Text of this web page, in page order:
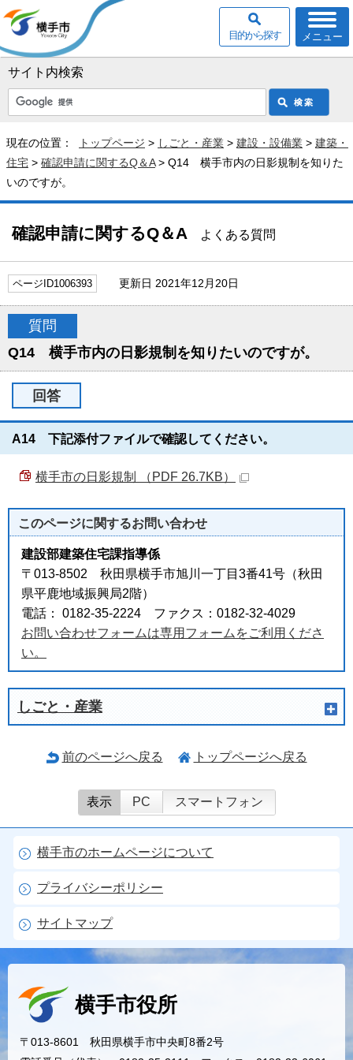
サイト内検索
メニュー
目的から探す
現在の位置： トップページ > しごと・産業 > 建設・設備業 > 建築・
住宅 > 確認申請に関するQ＆A> Q14 横手市内の日影規制を知りた
いのですが。
確認申請に関するQ＆A よくある質問
ページID1006393 更新日 2021年12月20日
質問
Q14 横手市内の日影規制を知りたいのですが。
回答
A14 下記添付ファイルで確認してください。
横手市の日影規制 （PDF 26.7KB）
このページに関するお問い合わせ
建設部建築住宅課指導係
〒013-8502 秋田県横手市旭川一丁目3番41号（秋田
県平鹿地域振興局2階）
電話： 0182-35-2224 ファクス：0182-32-4029
お問い合わせフォームは専用フォームをご利用くださ
い。
しごと・産業
前のページへ戻る トップページへ戻る
表示 PC スマートフォン
横手市のホームページについて
プライバシーポリシー
サイトマップ
横手市役所
〒013-8601 秋田県横手市中央町8番2号